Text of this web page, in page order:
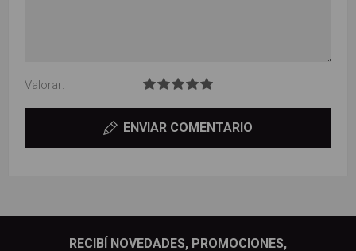
Valorar:
ENVIAR COMENTARIO
RECIBÍ NOVEDADES, PROMOCIONES,